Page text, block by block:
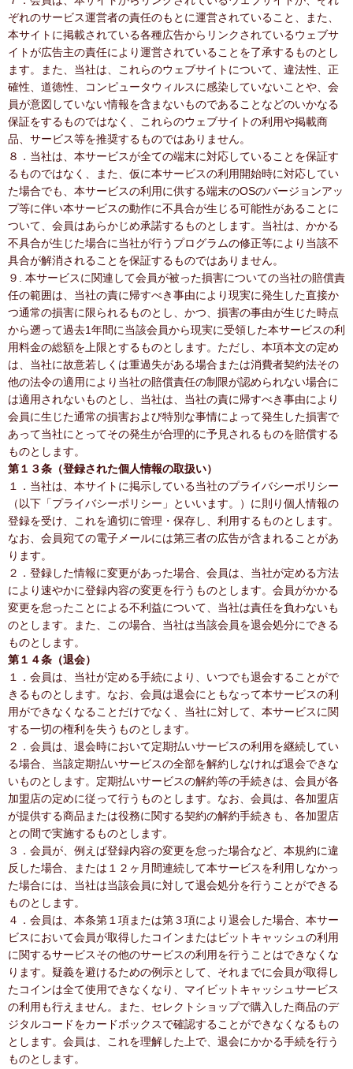
ぞれのサービス運営者の責任のもとに運営されていること、また、
本サイトに掲載されている各種広告からリンクされているウェブサ
イトが広告主の責任により運営されていることを了承するものとし
ます。また、当社は、これらのウェブサイトについて、違法性、正
確性、道徳性、コンピュータウィルスに感染していないことや、会
員が意図していない情報を含まないものであることなどのいかなる
保証をするものではなく、これらのウェブサイトの利用や掲載商
品、サービス等を推奨するものではありません。
８．当社は、本サービスが全ての端末に対応していることを保証す
るものではなく、また、仮に本サービスの利用開始時に対応してい
た場合でも、本サービスの利用に供する端末のOSのバージョンアッ
プ等に伴い本サービスの動作に不具合が生じる可能性があることに
ついて、会員はあらかじめ承諾するものとします。当社は、かかる
不具合が生じた場合に当社が行うプログラムの修正等により当該不
具合が解消されることを保証するものではありません。
９. 本サービスに関連して会員が被った損害についての当社の賠償責
任の範囲は、当社の責に帰すべき事由により現実に発生した直接か
つ通常の損害に限られるものとし、かつ、損害の事由が生じた時点
から遡って過去1年間に当該会員から現実に受領した本サービスの利
用料金の総額を上限とするものとします。ただし、本項本文の定め
は、当社に故意若しくは重過失がある場合または消費者契約法その
他の法令の適用により当社の賠償責任の制限が認められない場合に
は適用されないものとし、当社は、当社の責に帰すべき事由により
会員に生じた通常の損害および特別な事情によって発生した損害で
あって当社にとってその発生が合理的に予見されるものを賠償する
ものとします。
第１３条（登録された個人情報の取扱い）
１．当社は、本サイトに掲示している当社のプライバシーポリシー
（以下「プライバシーポリシー」といいます。）に則り個人情報の
登録を受け、これを適切に管理・保存し、利用するものとします。
なお、会員宛ての電子メールには第三者の広告が含まれることがあ
ります。
２．登録した情報に変更があった場合、会員は、当社が定める方法
により速やかに登録内容の変更を行うものとします。会員がかかる
変更を怠ったことによる不利益について、当社は責任を負わないも
のとします。また、この場合、当社は当該会員を退会処分にできる
ものとします。
第１４条（退会）
１．会員は、当社が定める手続により、いつでも退会することがで
きるものとします。なお、会員は退会にともなって本サービスの利
用ができなくなることだけでなく、当社に対して、本サービスに関
する一切の権利を失うものとします。
２．会員は、退会時において定期払いサービスの利用を継続してい
る場合、当該定期払いサービスの全部を解約しなければ退会できな
いものとします。定期払いサービスの解約等の手続きは、会員が各
加盟店の定めに従って行うものとします。なお、会員は、各加盟店
が提供する商品または役務に関する契約の解約手続きも、各加盟店
との間で実施するものとします。
３．会員が、例えば登録内容の変更を怠った場合など、本規約に違
反した場合、または１２ヶ月間連続して本サービスを利用しなかっ
た場合には、当社は当該会員に対して退会処分を行うことができる
ものとします。
４．会員は、本条第１項または第３項により退会した場合、本サー
ビスにおいて会員が取得したコインまたはビットキャッシュの利用
に関するサービスその他のサービスの利用を行うことはできなくな
ります。疑義を避けるための例示として、それまでに会員が取得し
たコインは全て使用できなくなり、マイビットキャッシュサービス
の利用も行えません。また、セレクトショップで購入した商品のデ
ジタルコードをカードボックスで確認することができなくなるもの
とします。会員は、これを理解した上で、退会にかかる手続を行う
ものとします。